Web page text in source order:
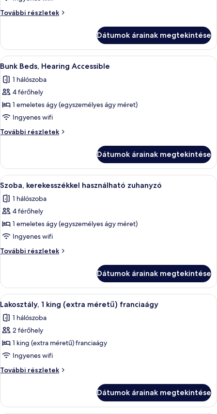
Bunk
Beds
További részletek
Bunk
Dátumok árainak megtekintése
A
következő
szoba
összes
képének
megtekintése:
Bunk
Beds,
Accessible
Egy emeletes ággyal felszerelt
5
Bunk Beds, Hearing Accessible
1 hálószoba
4 férőhely
1 emeletes ágy (egyszemélyes ágy méret)
Ingyenes wifi
További részletek
Bunk
további
részletei
Dátumok árainak megtekintése
A
következő
szoba
összes
képének
megtekintése:
Szoba,
kerekesszékkel
zuhanyzó
Egy emeletes ággyal felszerelt
5
Szoba, kerekesszékkel használható zuhanyzó
1 hálószoba
4 férőhely
1 emeletes ágy (egyszemélyes ágy méret)
Ingyenes wifi
További részletek
Szoba,
további
részletei
Dátumok árainak megtekintése
A
következő
szoba
összes
képének
megtekintése:
Lakosztály,
1
(extra
méretű)
Egy modern szállodai szoba,
5
Lakosztály, 1 king (extra méretű) franciaágy
1 hálószoba
2 férőhely
1 king (extra méretű) franciaágy
Ingyenes wifi
További részletek
Lakosztály,
méretű)
Dátumok árainak megtekintése